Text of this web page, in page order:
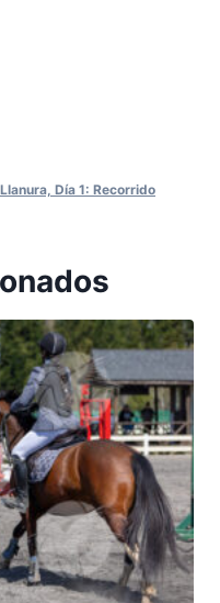
Día 1: Recorrido